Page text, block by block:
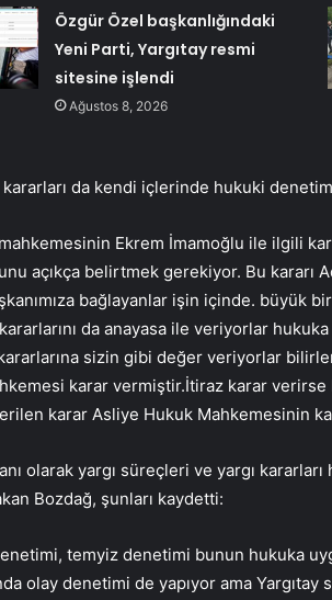
Özgür Özel başkanlığındaki
Yeni Parti, Yargıtay resmi
sitesine işlendi
Ağustos 8, 2026
kararları da kendi içlerinde hukuki
Ekrem İmamoğlu ile ilgili
açıkça belirtmek gerekiyor. Bu kararı
bağlayanlar işin içinde. büyük
kararlarını da anayasa ile veriyorlar
sizin gibi değer veriyorlar
karar vermiştir.İtiraz karar
karar Asliye Hukuk Mahkemesinin
olarak yargı süreçleri ve yargı kararları
Bozdağ, şunları kaydetti:
temyiz denetimi bunun hukuka
olay denetimi de yapıyor ama